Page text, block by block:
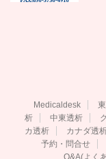
Medicaldesk
析
中東透析
カ透析
カナダ透
予約・問合せ
Q&A(よく